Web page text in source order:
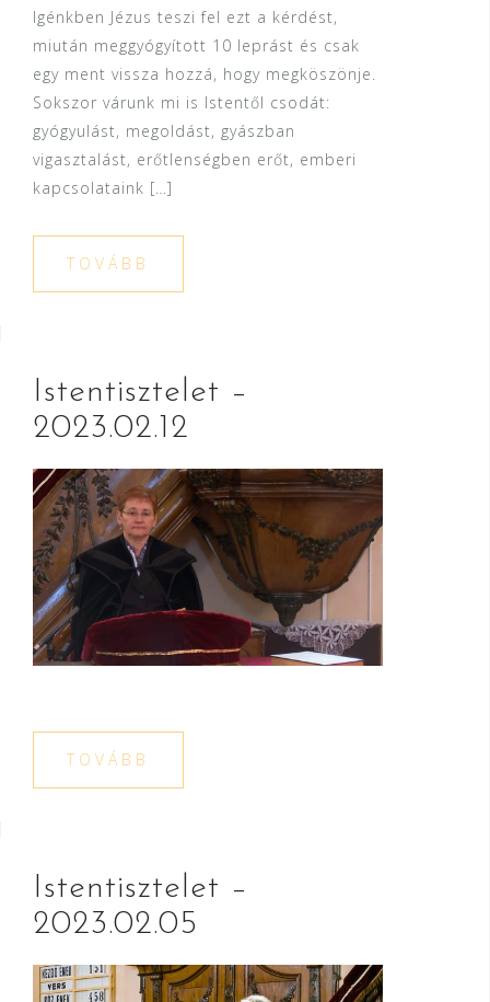
Igénkben Jézus teszi fel ezt a kérdést,
miután meggyógyított 10 leprást és csak
egy ment vissza hozzá, hogy megköszönje.
Sokszor várunk mi is Istentől csodát:
gyógyulást, megoldást, gyászban
vigasztalást, erőtlenségben erőt, emberi
kapcsolataink […]
TOVÁBB
Istentisztelet –
2023.02.12
TOVÁBB
Istentisztelet –
2023.02.05